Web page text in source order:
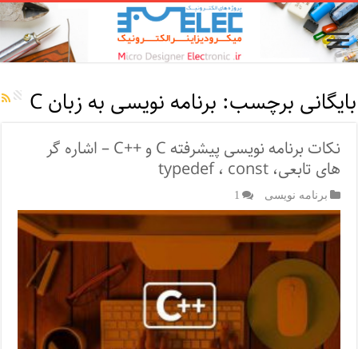
بایگانی برچسب: برنامه نویسی به زبان C
نکات برنامه نویسی پیشرفته C و ++C – اشاره گر
های تابعی، typedef ، const
برنامه نویسی 1